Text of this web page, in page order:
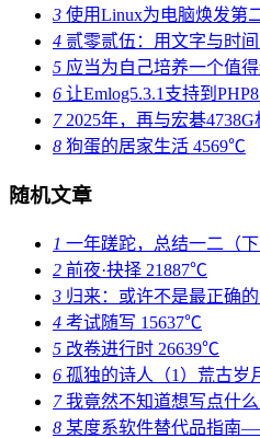
3 使用Linux为电脑焕发第
4 贰零贰伍：用文字与时
5 应当为自己培养一个值
6 让Emlog5.3.1支持到
72025年，再与宏碁4738G
8 狗蛋的居家生活 4569℃
随机文章
1 一年蹉跎，总结一二（下
2 前夜·抉择 21887℃
3 归来：或许不是最正确
4 考试随写 15637℃
5 改卷进行时 26639℃
6 孤独的诗人（1）荒古岁
7我竟然不知道想写点什么
8 某度系软件替代品指南